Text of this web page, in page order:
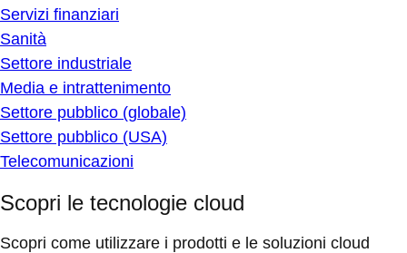
Servizi finanziari
Sanità
Settore industriale
Media e intrattenimento
Settore pubblico (globale)
Settore pubblico (USA)
Telecomunicazioni
Scopri le tecnologie cloud
Scopri come utilizzare i prodotti e le soluzioni cloud